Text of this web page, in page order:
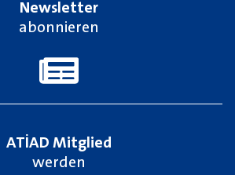
Newsletter
abonnieren
ATİAD Mitglied
werden